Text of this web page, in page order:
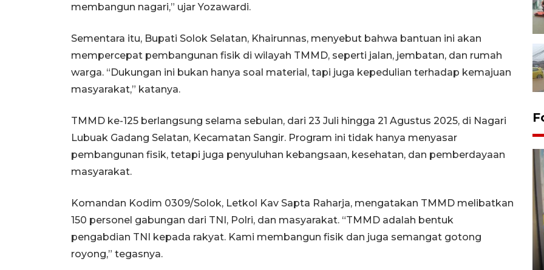
membangun nagari,” ujar Yozawardi.
Sementara itu, Bupati Solok Selatan, Khairunnas, menyebut bahwa bantuan ini akan
mempercepat pembangunan fisik di wilayah TMMD, seperti jalan, jembatan, dan rumah
warga. “Dukungan ini bukan hanya soal material, tapi juga kepedulian terhadap kemajuan
masyarakat,” katanya.
TMMD ke-125 berlangsung selama sebulan, dari 23 Juli hingga 21 Agustus 2025, di Nagari
Lubuak Gadang Selatan, Kecamatan Sangir. Program ini tidak hanya menyasar
pembangunan fisik, tetapi juga penyuluhan kebangsaan, kesehatan, dan pemberdayaan
masyarakat.
Komandan Kodim 0309/Solok, Letkol Kav Sapta Raharja, mengatakan TMMD melibatkan
150 personel gabungan dari TNI, Polri, dan masyarakat. “TMMD adalah bentuk
pengabdian TNI kepada rakyat. Kami membangun fisik dan juga semangat gotong
royong,” tegasnya.
Penyelesaian pembentukan
Kopdes Merah Putih di